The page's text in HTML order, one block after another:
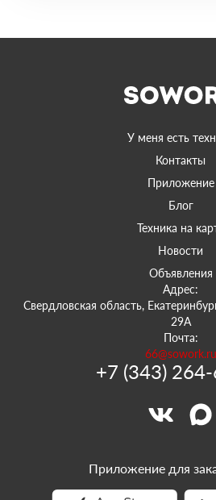
У меня есть
Контакты
Приложение
Блог
Техника на
Новости
Объявления
Адрес:
Свердловская область,
29А
Почта:
66@sowork.ru
+7 (343)
Приложение для